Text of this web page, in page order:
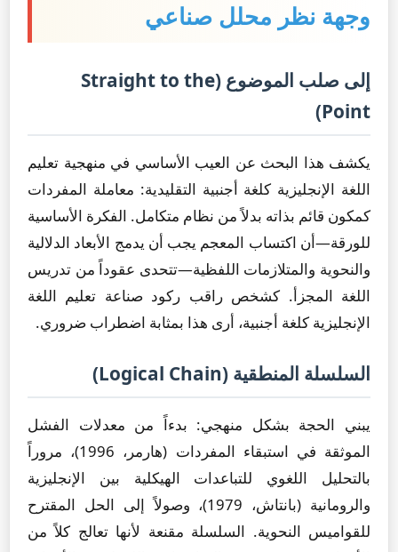
وجهة نظر محلل صناعي
إلى صلب الموضوع (Straight to the
Point)
يكشف هذا البحث عن العيب الأساسي في منهجية تعليم
اللغة الإنجليزية كلغة أجنبية التقليدية: معاملة المفردات
كمكون قائم بذاته بدلاً من نظام متكامل. الفكرة الأساسية
للورقة—أن اكتساب المعجم يجب أن يدمج الأبعاد الدلالية
والنحوية والمتلازمات اللفظية—تتحدى عقوداً من تدريس
اللغة المجزأ. كشخص راقب ركود صناعة تعليم اللغة
الإنجليزية كلغة أجنبية، أرى هذا بمثابة اضطراب ضروري.
السلسلة المنطقية (Logical Chain)
يبني الحجة بشكل منهجي: بدءاً من معدلات الفشل
الموثقة في استبقاء المفردات (هارمر، 1996)، مروراً
بالتحليل اللغوي للتباعدات الهيكلية بين الإنجليزية
والرومانية (بانتاش، 1979)، وصولاً إلى الحل المقترح
للقواميس النحوية. السلسلة مقنعة لأنها تعالج كلاً من